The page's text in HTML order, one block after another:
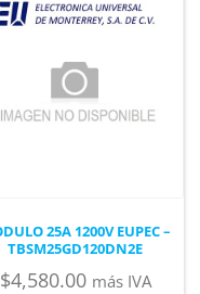
25A 1200V EUPEC –
TBSM25GD120DN2E
$4,580.00 más IVA